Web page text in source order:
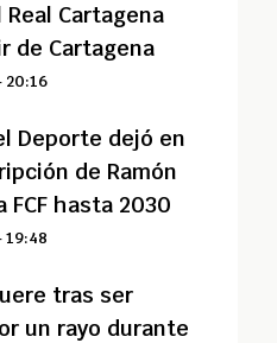
Cartagena
de Cartagena
20:16
Deporte dejó en
de Ramón
FCF hasta 2030
19:48
tras ser
un rayo durante